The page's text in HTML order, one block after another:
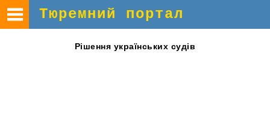
Тюремний портал
Рішення українських судів